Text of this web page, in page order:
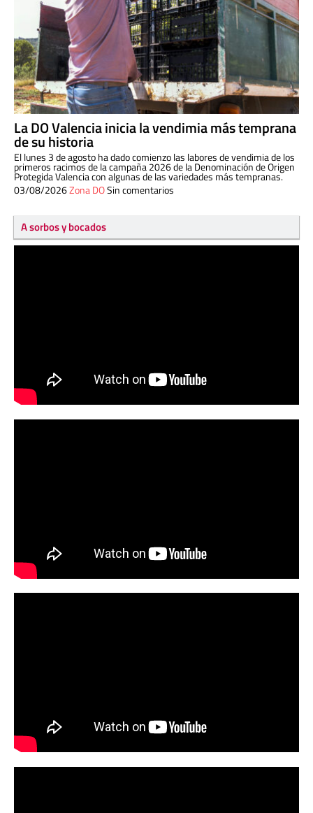
La DO Valencia inicia la vendimia más temprana
de su historia
El lunes 3 de agosto ha dado comienzo las labores de vendimia de los
primeros racimos de la campaña 2026 de la Denominación de Origen
Protegida Valencia con algunas de las variedades más tempranas.
03/08/2026Zona DOSin comentarios
A sorbos y bocados